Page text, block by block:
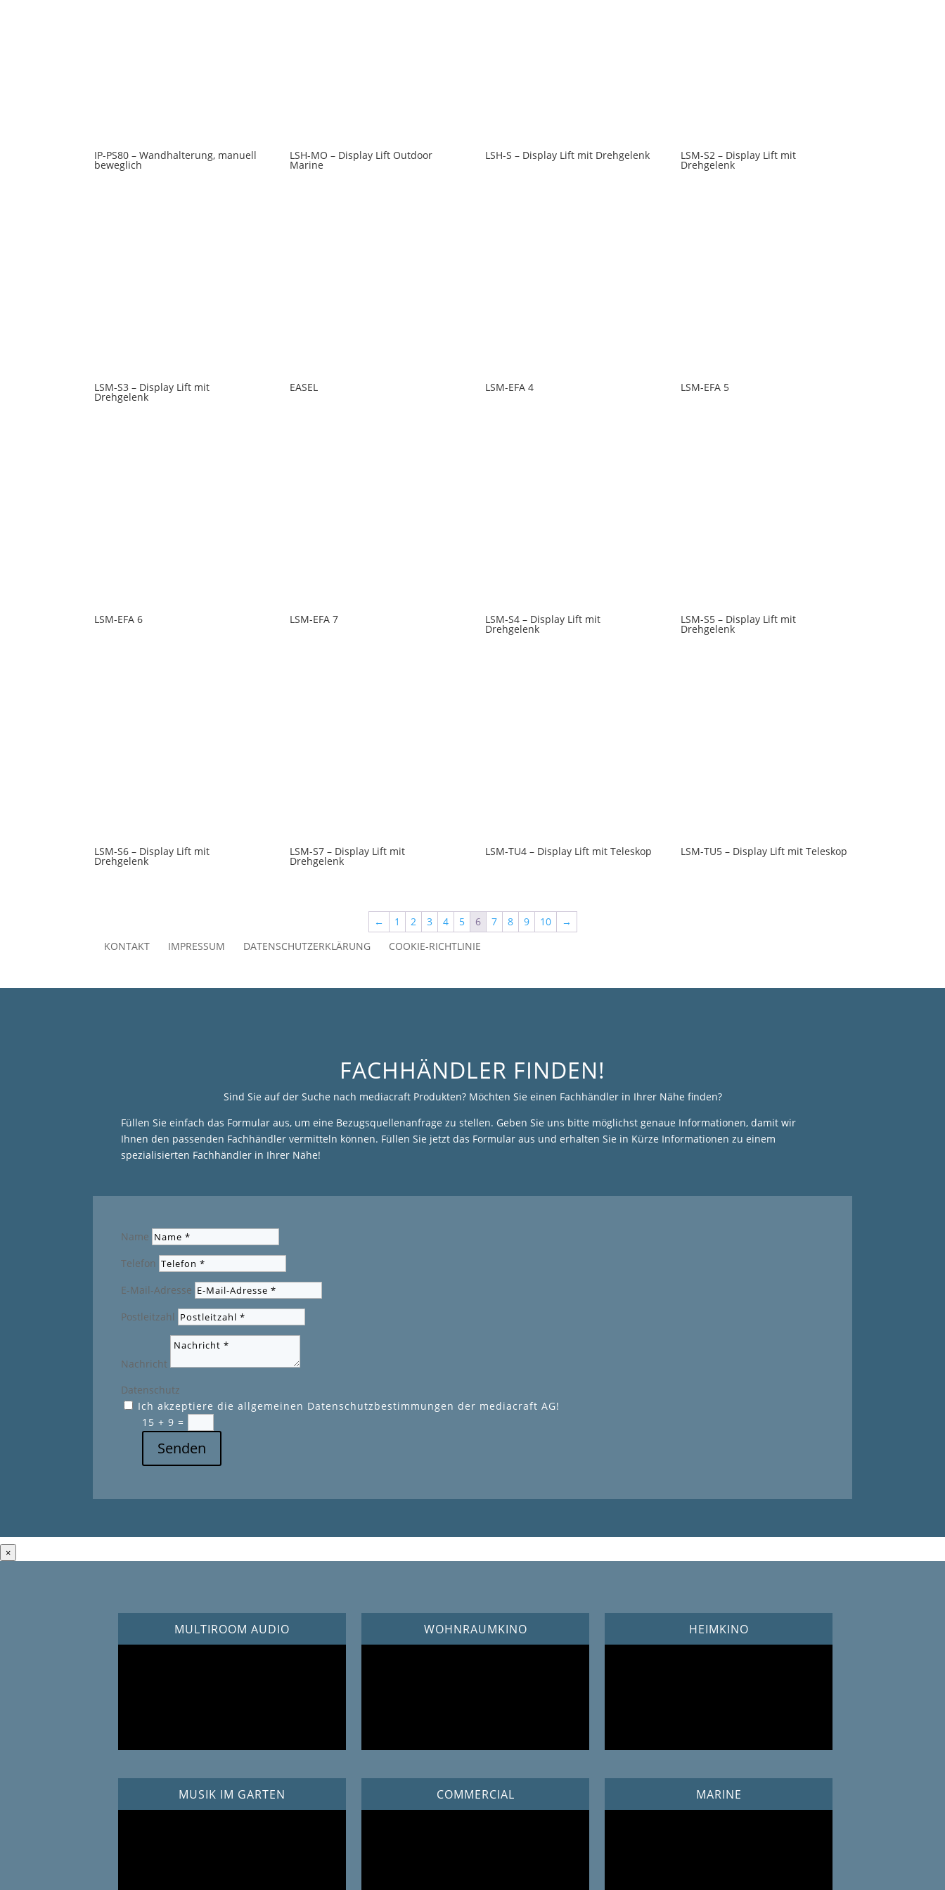
IP-PS80 – Wandhalterung, manuell
beweglich
LSH-MO – Display Lift Outdoor
Marine
LSH-S – Display Lift mit Drehgelenk LSM-S2 – Display Lift mit
Drehgelenk
LSM-S3 – Display Lift mit
Drehgelenk
EASEL LSM-EFA 4 LSM-EFA 5
LSM-EFA 6 LSM-EFA 7 LSM-S4 – Display Lift mit
Drehgelenk
LSM-S5 – Display Lift mit
Drehgelenk
LSM-S6 – Display Lift mit
Drehgelenk
LSM-S7 – Display Lift mit
Drehgelenk
LSM-TU4 – Display Lift mit Teleskop LSM-TU5 – Display Lift mit Teleskop
← 1 2 3 4 5 6 7 8 9 10
→
KONTAKT
IMPRESSUM DATENSCHUTZERKLÄRUNG COOKIE-RICHTLINIE
FACHHÄNDLER FINDEN!
Sind Sie auf der Suche nach mediacraft Produkten? Möchten Sie einen Fachhändler in Ihrer Nähe finden?
Füllen Sie einfach das Formular aus, um eine Bezugsquellenanfrage zu stellen. Geben Sie uns bitte möglichst genaue Informationen, damit wir
Ihnen den passenden Fachhändler vermitteln können. Füllen Sie jetzt das Formular aus und erhalten Sie in Kürze Informationen zu einem
spezialisierten Fachhändler in Ihrer Nähe!
Name
Telefon
E-Mail-Adresse
Postleitzahl
Nachricht
Datenschutz
Ich akzeptiere die allgemeinen Datenschutzbestimmungen der mediacraft AG!
15 + 9 =
Senden
×
MULTIROOM AUDIO WOHNRAUMKINO HEIMKINO
MUSIK IM GARTEN COMMERCIAL MARINE